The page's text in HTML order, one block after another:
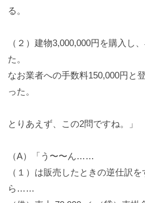
る。
（２）建物3,000,000円を購入し
た。
なお業者への手数料150,000円と
った。
とりあえず、この2問ですね。」
（A）「う〜〜ん……
（１）は販売したときの逆仕訳
ら……